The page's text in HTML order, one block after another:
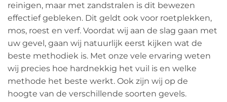
reinigen, maar met zandstralen is dit bewezen
effectief gebleken. Dit geldt ook voor roetplekken,
mos, roest en verf. Voordat wij aan de slag gaan met
uw gevel, gaan wij natuurlijk eerst kijken wat de
beste methodiek is. Met onze vele ervaring weten
wij precies hoe hardnekkig het vuil is en welke
methode het beste werkt. Ook zijn wij op de
hoogte van de verschillende soorten gevels.